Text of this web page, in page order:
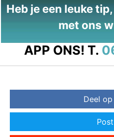
Heb je een leuke
met ons
APP ONS! T.
Deel